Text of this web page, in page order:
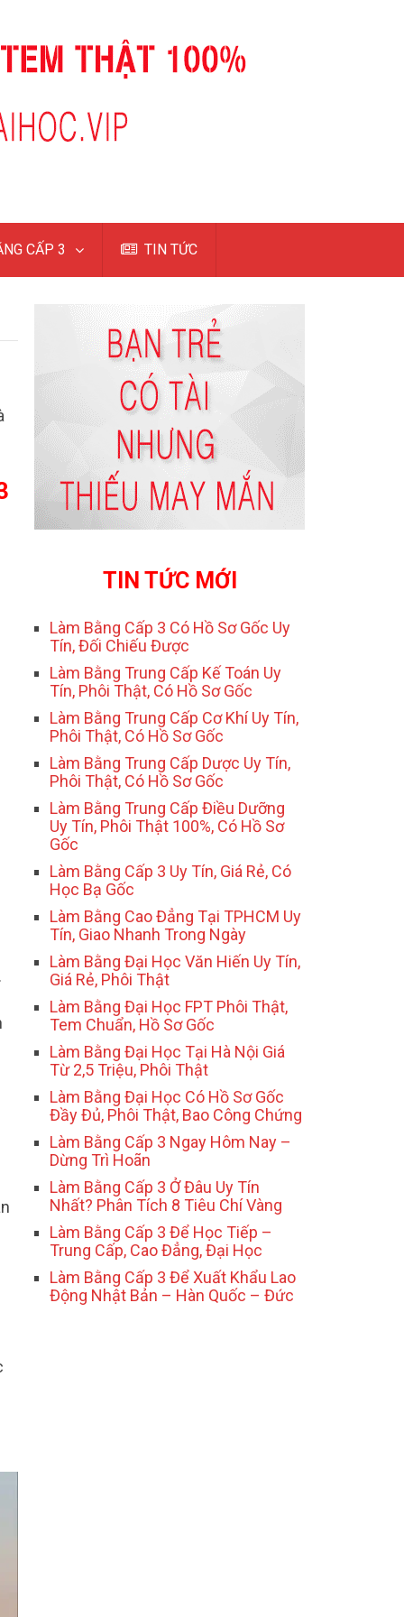
CẤP 3 TIN TỨC
TIN TỨC MỚI
Làm Bằng Cấp 3 Có Hồ Sơ Gốc Uy
Tín, Đối Chiếu Được
Làm Bằng Trung Cấp Kế Toán Uy
Tín, Phôi Thật, Có Hồ Sơ Gốc
Làm Bằng Trung Cấp Cơ Khí Uy Tín,
Phôi Thật, Có Hồ Sơ Gốc
Làm Bằng Trung Cấp Dược Uy Tín,
Phôi Thật, Có Hồ Sơ Gốc
Làm Bằng Trung Cấp Điều Dưỡng
Uy Tín, Phôi Thật 100%, Có Hồ Sơ
Gốc
Làm Bằng Cấp 3 Uy Tín, Giá Rẻ, Có
Học Bạ Gốc
Làm Bằng Cao Đẳng Tại TPHCM Uy
Tín, Giao Nhanh Trong Ngày
Làm Bằng Đại Học Văn Hiến Uy Tín,
Giá Rẻ, Phôi Thật
Làm Bằng Đại Học FPT Phôi Thật,
Tem Chuẩn, Hồ Sơ Gốc
Làm Bằng Đại Học Tại Hà Nội Giá
Từ 2,5 Triệu, Phôi Thật
Làm Bằng Đại Học Có Hồ Sơ Gốc
Đầy Đủ, Phôi Thật, Bao Công Chứng
Làm Bằng Cấp 3 Ngay Hôm Nay –
Dừng Trì Hoãn
Làm Bằng Cấp 3 Ở Đâu Uy Tín
Nhất? Phân Tích 8 Tiêu Chí Vàng
Làm Bằng Cấp 3 Để Học Tiếp –
Trung Cấp, Cao Đẳng, Đại Học
Làm Bằng Cấp 3 Để Xuất Khẩu Lao
Động Nhật Bản – Hàn Quốc – Đức